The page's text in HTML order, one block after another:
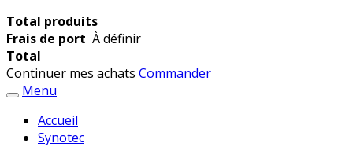
Total produits
Frais de port À définir
Total
Continuer mes achats Commander
Menu
Accueil
Synotec